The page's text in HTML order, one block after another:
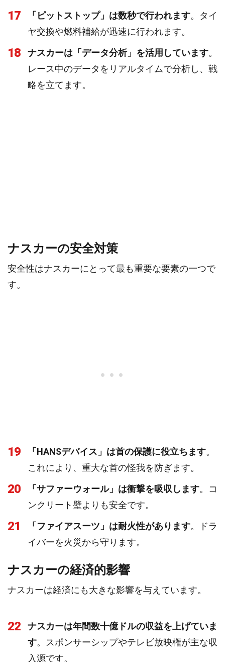
17 「ピットストップ」は数秒で行われます。タイ
ヤ交換や燃料補給が迅速に行われます。
18 ナスカーは「データ分析」を活用しています。
レース中のデータをリアルタイムで分析し、戦
略を立てます。
ナスカーの安全対策
安全性はナスカーにとって最も重要な要素の一つで
す。
19 「HANSデバイス」は首の保護に役立ちます。
これにより、重大な首の怪我を防ぎます。
20 「サファーウォール」は衝撃を吸収します。コ
ンクリート壁よりも安全です。
21 「ファイアスーツ」は耐火性があります。ドラ
イバーを火災から守ります。
ナスカーの経済的影響
ナスカーは経済にも大きな影響を与えています。
22
ナスカーは年間数十億ドルの収益を上げていま
す。スポンサーシップやテレビ放映権が主な収
入源です。